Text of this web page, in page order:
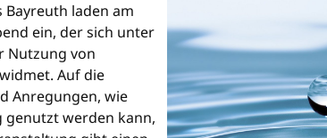
laden am
ein, der sich unter
Nutzung von
Auf die
Anregungen, wie
genutzt werden kann,